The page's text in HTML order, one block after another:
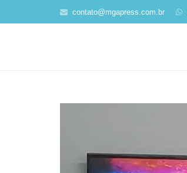
contato@mgapress.com.br